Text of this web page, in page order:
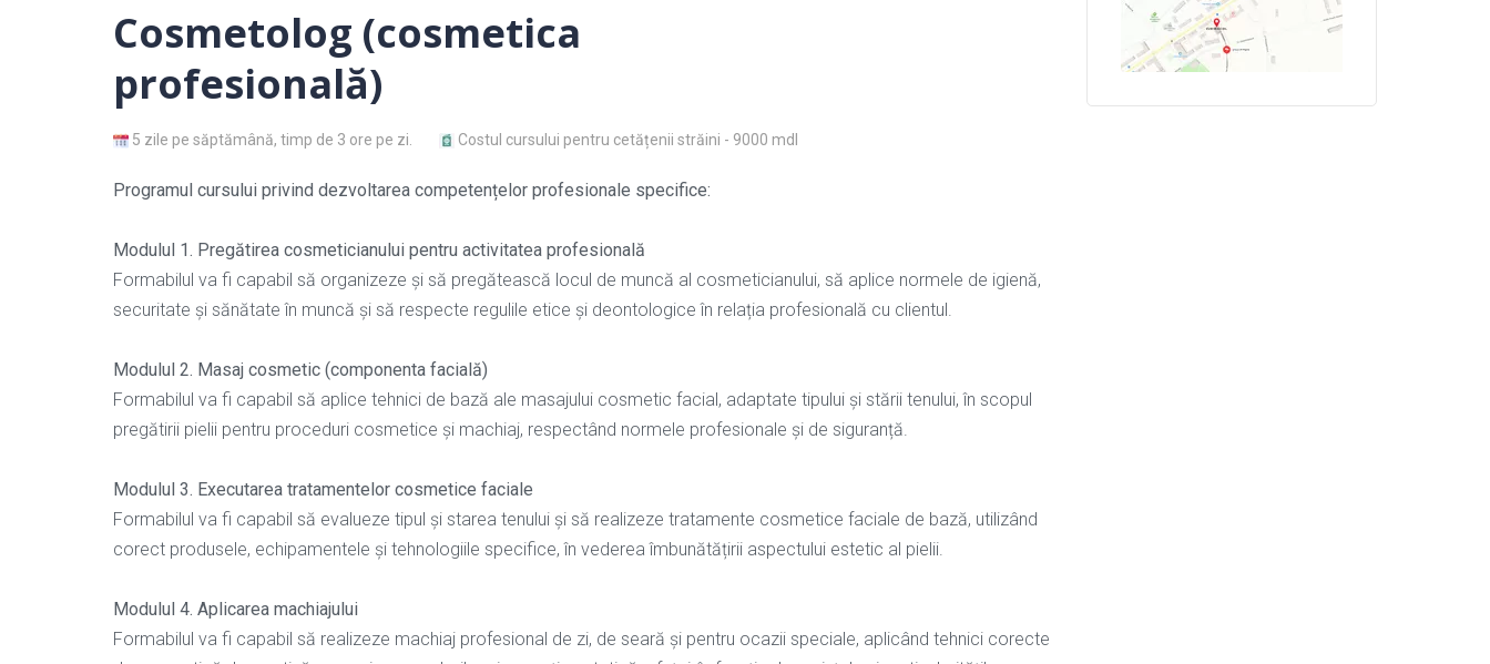
Cosmetolog (cosmetica
profesională)
5 zile pe săptămână, timp de 3 ore pe zi. Costul cursului pentru cetățenii străini - 9000 mdl
Programul cursului privind dezvoltarea competențelor profesionale specifice:
Modulul 1. Pregătirea cosmeticianului pentru activitatea profesională
Formabilul va fi capabil să organizeze și să pregătească locul de muncă al cosmeticianului, să aplice normele de igienă,
securitate și sănătate în muncă și să respecte regulile etice și deontologice în relația profesională cu clientul.
Modulul 2. Masaj cosmetic (componenta facială)
Formabilul va fi capabil să aplice tehnici de bază ale masajului cosmetic facial, adaptate tipului și stării tenului, în scopul
pregătirii pielii pentru proceduri cosmetice și machiaj, respectând normele profesionale și de siguranță.
Modulul 3. Executarea tratamentelor cosmetice faciale
Formabilul va fi capabil să evalueze tipul și starea tenului și să realizeze tratamente cosmetice faciale de bază, utilizând
corect produsele, echipamentele și tehnologiile specifice, în vederea îmbunătățirii aspectului estetic al pielii.
Modulul 4. Aplicarea machiajului
Formabilul va fi capabil să realizeze machiaj profesional de zi, de seară și pentru ocazii speciale, aplicând tehnici corecte